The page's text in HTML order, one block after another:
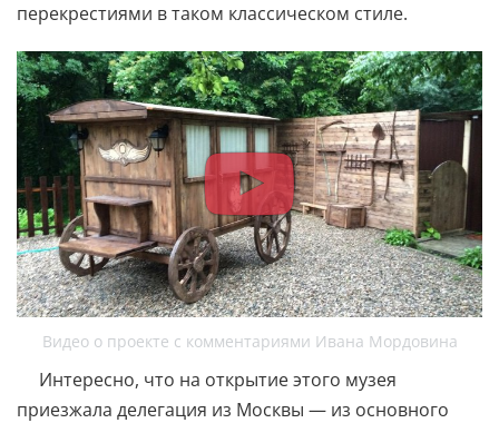
перекрестиями в таком классическом стиле.
Видео о проекте с комментариями Ивана Мордовина
Интересно, что на открытие этого музея
приезжала делегация из Москвы — из основного